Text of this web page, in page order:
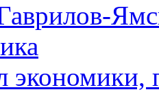
экономики,